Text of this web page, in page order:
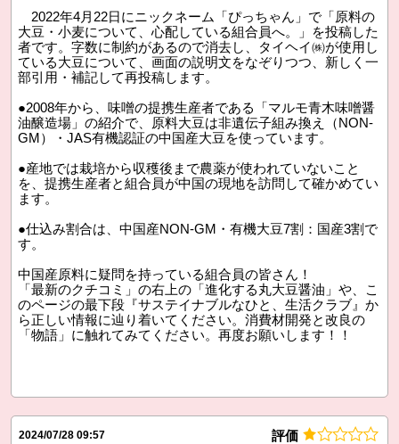
2022年4月22日にニックネーム「ぴっちゃん」で「原料の
大豆・小麦について、心配している組合員へ。」を投稿した
者です。字数に制約があるので消去し、タイヘイ㈱が使用し
ている大豆について、画面の説明文をなぞりつつ、新しく一
部引用・補記して再投稿します。
●2008年から、味噌の提携生産者である「マルモ青木味噌醤
油醸造場」の紹介で、原料大豆は非遺伝子組み換え（NON-
GM）・JAS有機認証の中国産大豆を使っています。
●産地では栽培から収穫後まで農薬が使われていないこと
を、提携生産者と組合員が中国の現地を訪問して確かめてい
ます。
●仕込み割合は、中国産NON-GM・有機大豆7割：国産3割で
す。
中国産原料に疑問を持っている組合員の皆さん！
「最新のクチコミ」の右上の「進化する丸大豆醤油」や、こ
のページの最下段『サステイナブルなひと、生活クラブ』か
ら正しい情報に辿り着いてください。消費材開発と改良の
「物語」に触れてみてください。再度お願いします！！
2024/07/28 09:57 評価